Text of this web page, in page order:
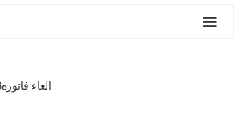
الغاء فاتوره3